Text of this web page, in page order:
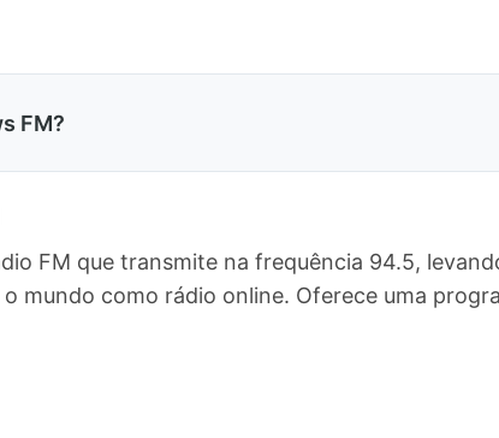
FM?
FM que transmite na frequência 94.5,
mundo como rádio online. Oferece uma